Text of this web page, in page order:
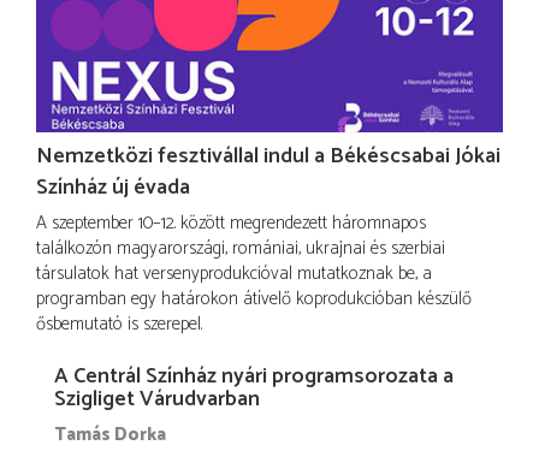
Nemzetközi fesztivállal indul a Békéscsabai Jókai
Színház új évada
A szeptember 10–12. között megrendezett háromnapos
találkozón magyarországi, romániai, ukrajnai és szerbiai
társulatok hat versenyprodukcióval mutatkoznak be, a
programban egy határokon átívelő koprodukcióban készülő
ősbemutató is szerepel.
A Centrál Színház nyári programsorozata a
Szigliget Várudvarban
Tamás Dorka